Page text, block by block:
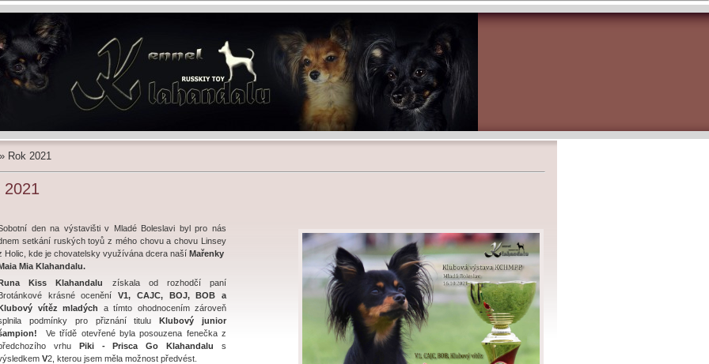
» Rok 2021
2021
den na výstavišti v Mladé Boleslavi byl pro nás
setkání ruských toyů z mého chovu a chovu Linsey
Holic, kde je chovatelsky využívána dcera naší Mařenky
Mia Klahandalu.
Kiss Klahandalu získala od rozhodčí paní
krásné oceněníV1, CAJC, BOJ, BOB a
vítěz mladých a tímto ohodnocením zároveň
podmínky pro přiznání titulu Klubový junior
Ve třídě otevřené byla posouzena fenečka z
vrhuPiki - Prisca Go Klahandalus
V2, kterou jsem měla možnost předvést.